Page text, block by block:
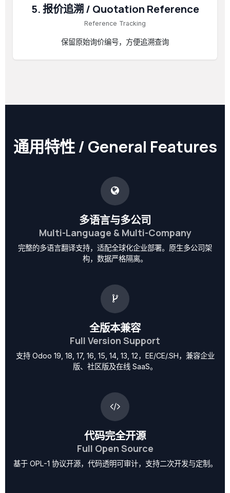
5. 报价追溯 / Quotation Reference
Reference Tracking
保留原始询价编号，方便追溯查询
通用特性 / General Features
多语言与多公司
Multi-Language & Multi-Company
完整的多语言翻译支持，适配全球化企业部署。原生多公司架
构，数据严格隔离。
全版本兼容
Full Version Support
支持 Odoo 19, 18, 17, 16, 15, 14, 13, 12，EE/CE/.SH，兼容企业
版、社区版及在线 SaaS。
代码完全开源
Full Open Source
基于 OPL-1 协议开源，代码透明可审计，支持二次开发与定制。